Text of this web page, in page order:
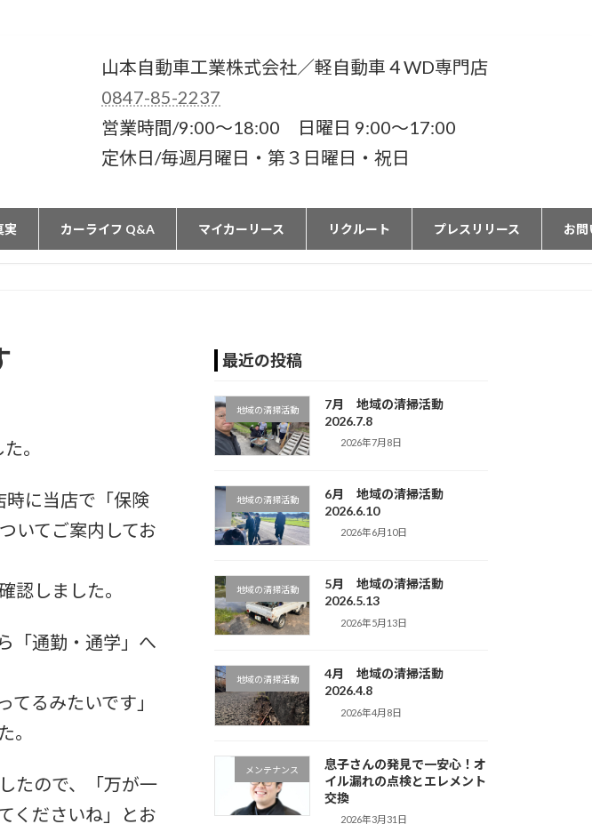
山本自動車工業株式会社／軽自動車４WD専門店
0847-85-2237
営業時間/9:00〜18:00 日曜日 9:00〜17:00
定休日/毎週月曜日・第３日曜日・祝日
実 カーライフ Q&A マイカーリース リクルート プレスリリース お問
。
時に当店で「保険
いてご案内してお
認しました。
「通勤・通学」へ
るみたいです」
。
たので、「万が一
くださいね」とお
最近の投稿
地域の清掃活動
7月 地域の清掃活動
2026.7.8
2026年7月8日
地域の清掃活動
6月 地域の清掃活動
2026.6.10
2026年6月10日
地域の清掃活動
5月 地域の清掃活動
2026.5.13
2026年5月13日
地域の清掃活動
4月 地域の清掃活動
2026.4.8
2026年4月8日
メンテナンス
息子さんの発見で一安心！オ
イル漏れの点検とエレメント
交換
2026年3月31日